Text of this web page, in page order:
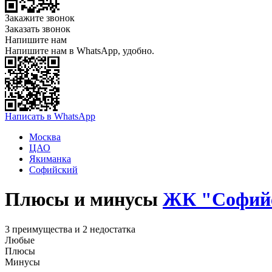
Закажите звонок
Заказать звонок
Напишите нам
Напишите нам в WhatsApp, удобно.
Написать в WhatsApp
Москва
ЦАО
Якиманка
Софийский
Плюсы и минусы ЖК
3 преимущества и 2 недостатка
Любые
Плюсы
Минусы